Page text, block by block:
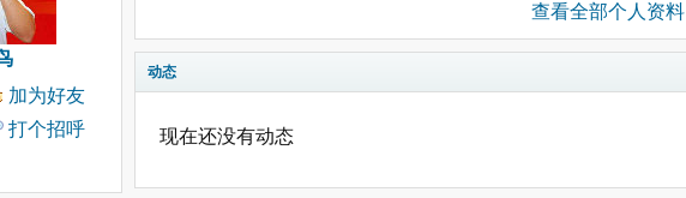
加为好友
打个招呼
查看全部个人资料
动态
现在还没有动态